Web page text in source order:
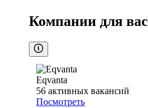
Компании для вас
Eqvanta
56 активных вакансий
Посмотреть